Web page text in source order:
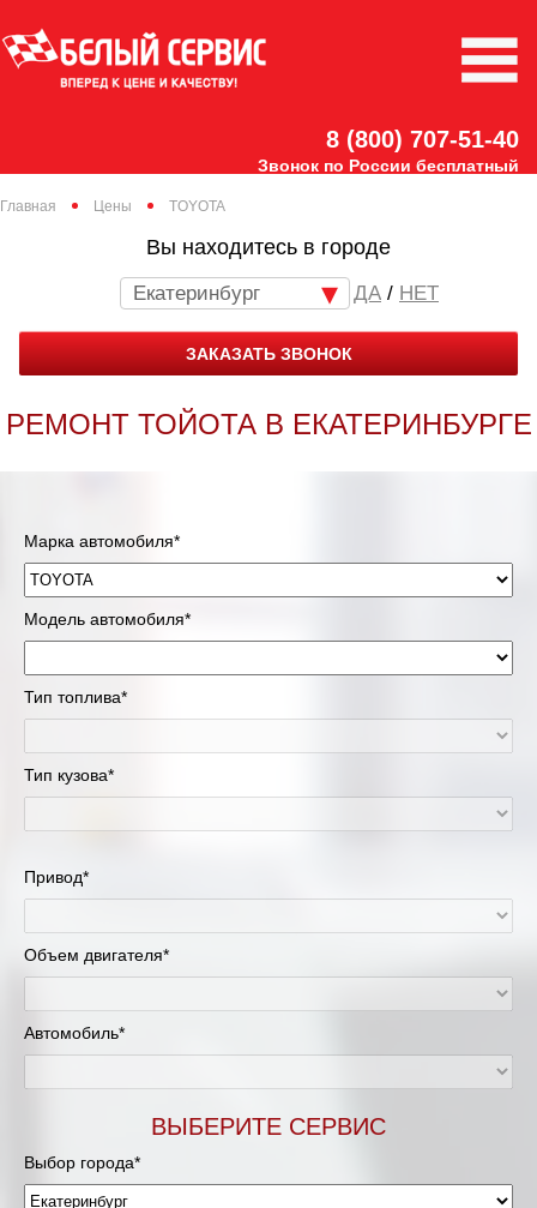
8 (800) 707-51-40
Звонок по России бесплатный
Главная Цены TOYOTA
Вы находитесь в городе
Екатеринбург / НЕТ
ЗАКАЗАТЬ ЗВОНОК
РЕМОНТ ТОЙОТА В ЕКАТЕРИНБУРГЕ
Марка автомобиля*
Модель автомобиля*
Тип топлива*
Тип кузова*
Привод*
Объем двигателя*
Автомобиль*
ВЫБЕРИТЕ СЕРВИС
Выбор города*